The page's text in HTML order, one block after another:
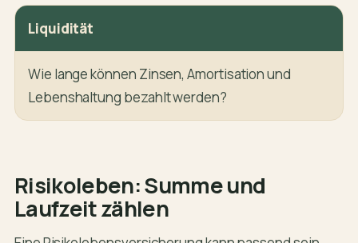
Liquidität
Wie lange können Zinsen, Amortisation und
Lebenshaltung bezahlt werden?
Risikoleben: Summe und
Laufzeit zählen